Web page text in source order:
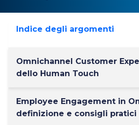
Indice degli argomenti
Omnichannel Customer
dello Human Touch
Employee Engagement in
definizione e consigli pratici